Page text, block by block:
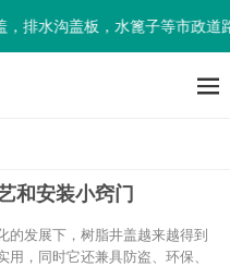
排水沟盖板，水篦子等市政道路
和安装小窍门
的发展下，树脂井盖越来越得到
用，同时它还兼具防盗、环保、